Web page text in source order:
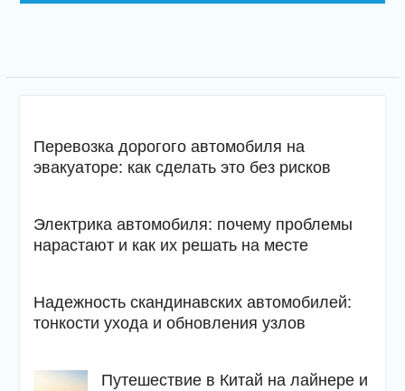
Перевозка дорогого автомобиля на
эвакуаторе: как сделать это без рисков
Электрика автомобиля: почему проблемы
нарастают и как их решать на месте
Надежность скандинавских автомобилей:
тонкости ухода и обновления узлов
Путешествие в Китай на лайнере и